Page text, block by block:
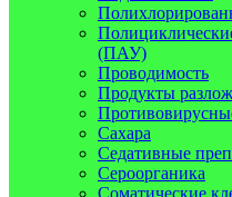
(ПАУ)
Проводимость
Продукты
Сахара
Седативные
Сероорганика
Соматические